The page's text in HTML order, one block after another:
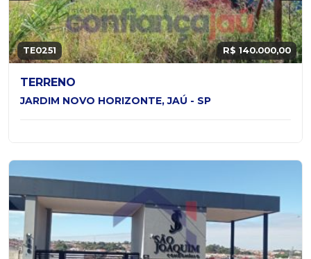
TE0251 R$ 140.000,00
TERRENO
JARDIM NOVO HORIZONTE, JAÚ - SP